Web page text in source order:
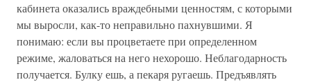
кабинета оказались враждебными ценностям, с которыми
мы выросли, как-то неправильно пахнувшими. Я
понимаю: если вы процветаете при определенном
режиме, жаловаться на него нехорошо. Неблагодарность
получается. Булку ешь, а пекаря ругаешь. Предъявлять